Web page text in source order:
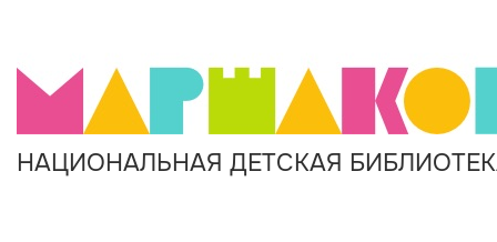
НАЦИОНАЛЬНАЯ ДЕТСКАЯ